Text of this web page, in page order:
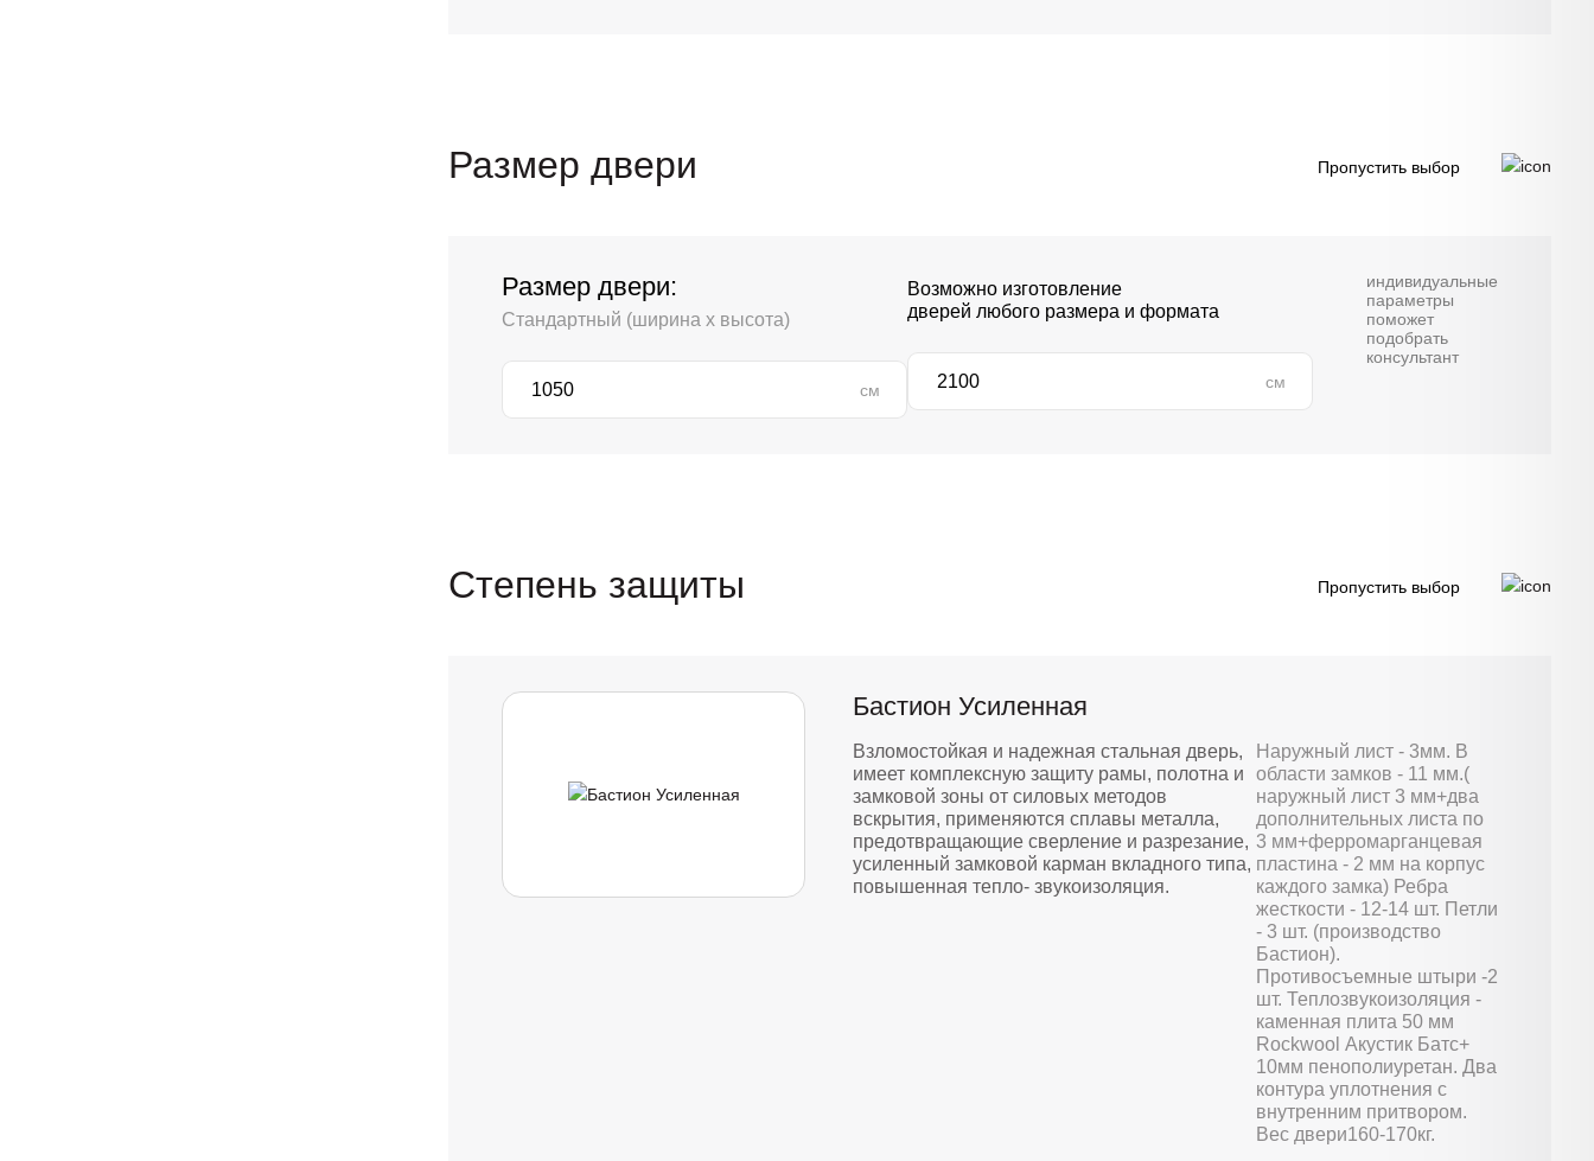
Размер двери Пропустить выбор
Размер двери:
Стандартный (ширина х высота)
см
Возможно изготовление
дверей любого размера и формата
см
индивидуальные
параметры
поможет
подобрать
консультант
Степень защиты Пропустить выбор
Бастион Усиленная
Взломостойкая и надежная стальная дверь,
имеет комплексную защиту рамы, полотна и
замковой зоны от силовых методов
вскрытия, применяются сплавы металла,
предотвращающие сверление и разрезание,
усиленный замковой карман вкладного типа,
повышенная тепло- звукоизоляция.
Наружный лист - 3мм. В
области замков - 11 мм.(
наружный лист 3 мм+два
дополнительных листа по
3 мм+ферромарганцевая
пластина - 2 мм на корпус
каждого замка) Ребра
жесткости - 12-14 шт. Петли
- 3 шт. (производство
Бастион).
Противосъемные штыри -2
шт. Теплозвукоизоляция -
каменная плита 50 мм
Rockwool Акустик Батс+
10мм пенополиуретан. Два
контура уплотнения с
внутренним притвором.
Вес двери160-170кг.